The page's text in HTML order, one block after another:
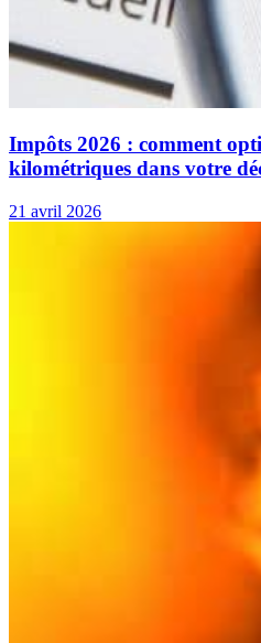
Impôts 2026 : comment
kilométriques dans votre
21 avril 2026